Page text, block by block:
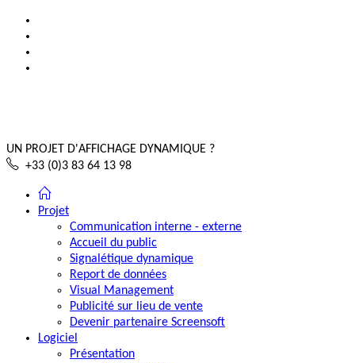
UN PROJET D'AFFICHAGE DYNAMIQUE ?
+33 (0)3 83 64 13 98
Projet
Communication interne - externe
Accueil du public
Signalétique dynamique
Report de données
Visual Management
Publicité sur lieu de vente
Devenir partenaire Screensoft
Logiciel
Présentation